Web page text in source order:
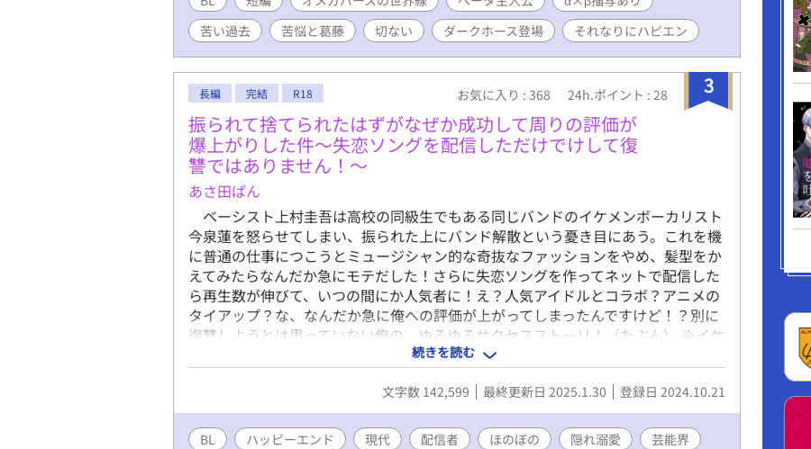
いる。 ◆ミツテル ミツクニのすぐ上の兄 バース性 (？) 25歳 千寿候爵家次男 真面
目で頭脳明晰だが高圧的な性格 ◆隆慶 和皇国135代皇帝 ミツクニの幼馴染みの親
友にして最初の恋人 バース性 最上位種αにして和皇国135代皇帝 黒髪、青眼の隠れ
超美形 ぴっちぴちの18歳 コミュ障まっしぐら・すだれのような前髪で顔を隠すヘ
タレだったが、ユウリンとの出会いで本来のアルファらしい姿を取り戻す。 現在ユ
ウリンと番になって幸福度MAX。 ◆ユウリン（夕凛）隆慶の後宮の側室 バース性
男性オメガ 20歳 長めの黒髪 金茶の瞳 東洋系の美形の元・一般庶民。 高給目当て
にバイト感覚で入った後宮で若き皇帝・隆慶と出会いフォーリンラブ。 とうとう番
になり、本人の意図とは関係なく成り上がり中。 (ユウリン本人も想定外のサクセ
スストーリーにつきましては上記の2作品にてお楽しみいただけます) ※異世界です
がナーロッパではありません。
苦い過去
苦悩と葛藤 切ない ダークホース登場 それなりにハピエン
3
長編 完結 R18 お気に入り : 368 24h.ポイント : 28
振られて捨てられたはずがなぜか成功して周りの評価が
爆上がりした件～失恋ソングを配信しただけでけして復
讐ではありません！～
あさ田ぱん
ベーシスト上村圭吾は高校の同級生でもある同じバンドのイケメンボーカリスト
今泉蓮を怒らせてしまい、振られた上にバンド解散という憂き目にあう。これを機
に普通の仕事につこうとミュージシャン的な奇抜なファッションをやめ、髪型をか
えてみたらなんだか急にモテだした！さらに失恋ソングを作ってネットで配信した
ら再生数が伸びて、いつの間にか人気者に！え？人気アイドルとコラボ？アニメの
タイアップ？な、なんだか急に俺への評価が上がってしまったんですけど！？別に
復讐しようとは思っていない俺の、ゆるゆるサクセスストーリ！（たぶん） ※イケ
メンミュージシャン(ギターボーカル)攻め×ちょっとぼんやり鈍感ベーシスト受け
※R18は※でお知らせします ※カクヨムで連載していた旧題：遊ばれて捨てられた
俺のサクセスストーリー（たぶん）を改稿して掲載しています ※突然ポエムが始ま
りますm(._.)m ※一章は高校生編、番外編は中学生編です。タイトル回収は二章以
降になります。申し訳ありませんm(._.)m
続きを読む
文字数 142,599 最終更新日 2025.1.30 登録日 2024.10.21
BL ハッピーエンド 現代 配信者 ほのぼの 隠れ溺愛
芸能界